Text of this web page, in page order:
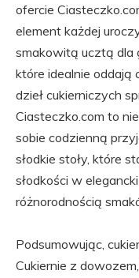
ofercie
element każdej
smakowitą ucztą dla
które idealnie oddają
dzieł cukierniczych
Ciasteczko.com to
sobie codzienną
słodkie stoły, które
słodkości w
różnorodnością
Podsumowując,
Cukiernie z